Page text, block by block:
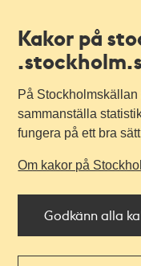
Kakor på
På
sammanställa
fungera på ett bra
Om kakor på
Godkänn alla